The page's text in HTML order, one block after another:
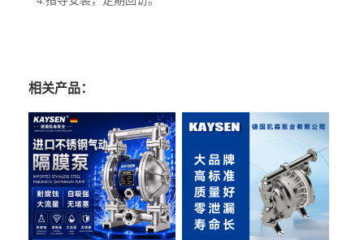
相关产品：